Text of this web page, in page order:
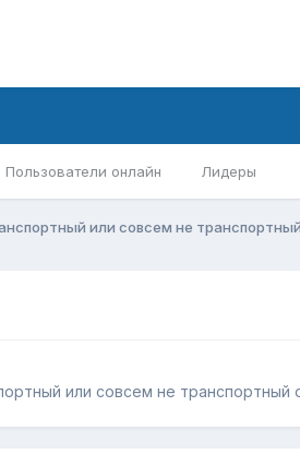
Пользователи онлайн Лидеры
или совсем не
или совсем не транспортный